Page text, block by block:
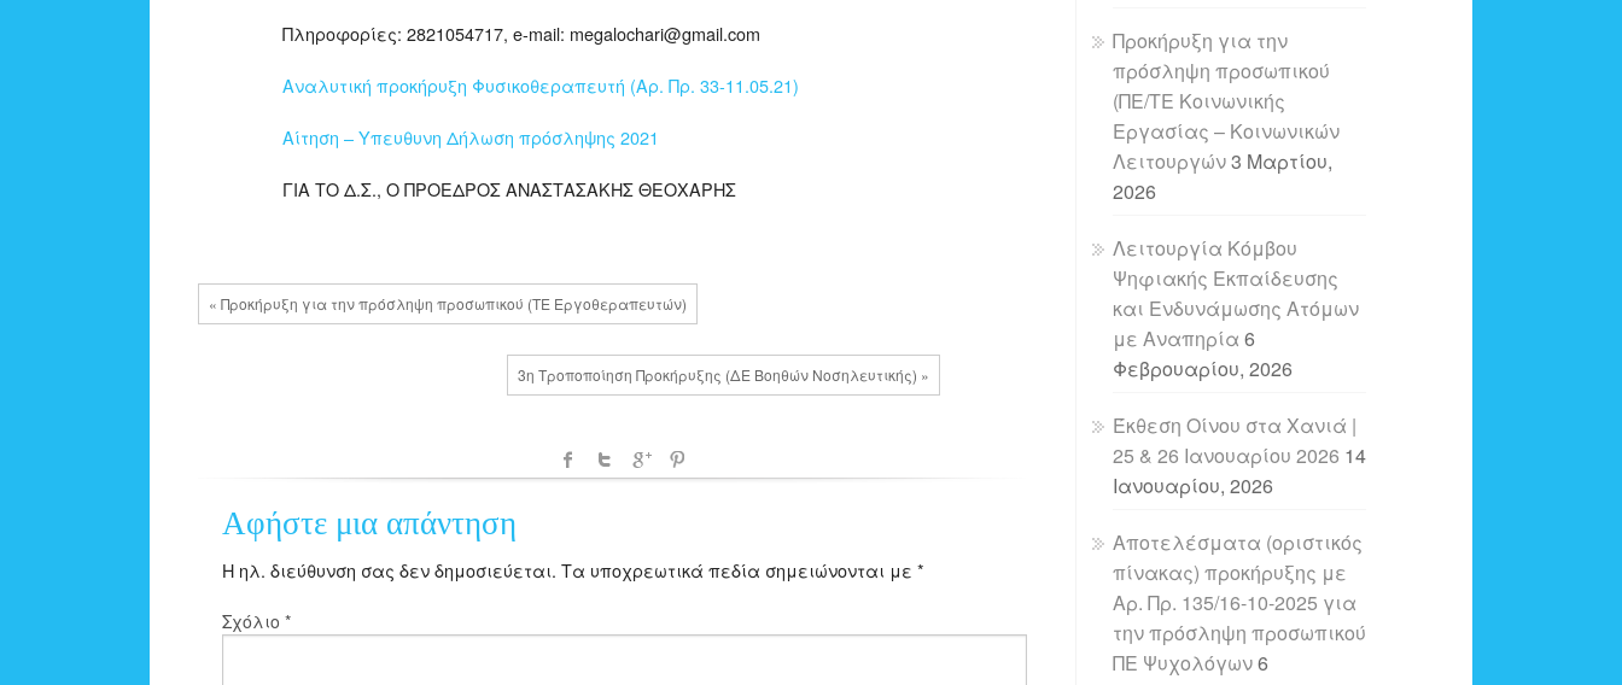
Πληροφορίες: 2821054717, e-mail: megalochari@gmail.com
Αναλυτική προκήρυξη Φυσικοθεραπευτή (Αρ. Πρ. 33-11.05.21)
Αίτηση – Υπευθυνη Δήλωση πρόσληψης 2021
ΓΙΑ ΤΟ Δ.Σ., Ο ΠΡΟΕΔΡΟΣ ΑΝΑΣΤΑΣΑΚΗΣ ΘΕΟΧΑΡΗΣ
« Προκήρυξη για την πρόσληψη προσωπικού (ΤΕ Εργοθεραπευτών)
3η Τροποποίηση Προκήρυξης (ΔΕ Βοηθών Νοσηλευτικής) »
Αφήστε μια απάντηση
Η ηλ. διεύθυνση σας δεν δημοσιεύεται. Τα υποχρεωτικά πεδία σημειώνονται με *
Σχόλιο *
Προκήρυξη για την
πρόσληψη προσωπικού
(ΠΕ/ΤΕ Κοινωνικής
Εργασίας – Κοινωνικών
Λειτουργών3 Μαρτίου,
2026
Λειτουργία Κόμβου
Ψηφιακής Εκπαίδευσης
και Ενδυνάμωσης Ατόμων
με Αναπηρία 6
Φεβρουαρίου, 2026
Έκθεση Οίνου στα Χανιά |
25 & 26 Ιανουαρίου 2026 14
Ιανουαρίου, 2026
Αποτελέσματα (οριστικός
πίνακας) προκήρυξης με
Αρ. Πρ. 135/16-10-2025 για
την πρόσληψη προσωπικού
ΠΕ Ψυχολόγων6